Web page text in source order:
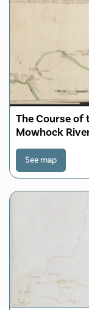
The Course
Mowhock
Place to The
built on the
Shirley: and
See map